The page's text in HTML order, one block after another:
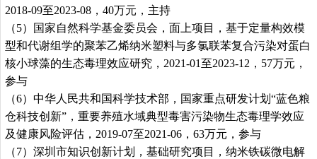
2018-09至2023-08 ， 40万元，主持
（5）国家自然科学基金委员会，面上项目，基于定量构效模
型和代谢组学的聚苯乙烯纳米塑料与多氯联苯复合污染对蛋白
核小球藻的生态毒理效应研究， 2021-01至2023-12 ， 57万元，
参与
（6）中华人民共和国科学技术部，国家重点研发计划 “蓝色粮
仓科技创新” ，重要养殖水域典型毒害污染物生态毒理学效应
及健康风险评估， 2019-07至2021-06 ， 63万元，参与
（7）深圳市知识创新计划，基础研究项目，纳米铁碳微电解